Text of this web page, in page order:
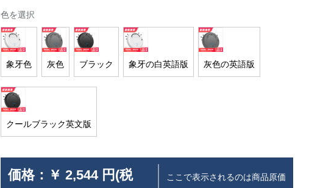
色を選択
象牙色 灰色 ブラック 象牙の白英語版 灰色の英語版
クールブラック英文版
価格： ￥ 2,544 円(税
ここで表示されるのは商品原価